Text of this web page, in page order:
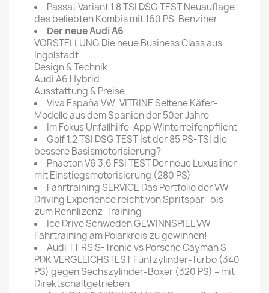
Passat Variant 1.8 TSI DSG TEST Neuauflage
des beliebten Kombis mit 160 PS-Benziner
Der neue Audi A6
VORSTELLUNG Die neue Business Class aus
Ingolstadt
Design & Technik
Audi A6 Hybrid
Ausstattung & Preise
Viva España VW-VITRINE Seltene Käfer-
Modelle aus dem Spanien der 50er Jahre
Im Fokus Unfallhilfe-App Winterreifenpflicht
Golf 1.2 TSI DSG TEST Ist der 85 PS-TSI die
bessere Basismotorisierung?
Phaeton V6 3.6 FSI TEST Der neue Luxusliner
mit Einstiegsmotorisierung (280 PS)
Fahrtraining SERVICE Das Portfolio der VW
Driving Experience reicht von Spritspar- bis
zum Rennlizenz-Training
Ice Drive Schweden GEWINNSPIEL VW-
Fahrtraining am Polarkreis zu gewinnen!
Audi TT RS S-Tronic vs Porsche Cayman S
PDK VERGLEICHSTEST Fünfzylinder-Turbo (340
PS) gegen Sechszylinder-Boxer (320 PS) – mit
Direktschaltgetrieben